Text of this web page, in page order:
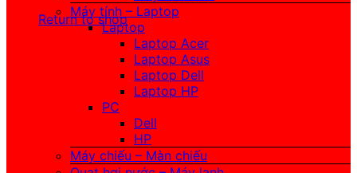
Return to shop
Máy tính – Laptop
Laptop
Laptop Acer
Laptop Asus
Laptop Dell
Laptop HP
PC
Dell
HP
Máy chiếu – Màn chiếu